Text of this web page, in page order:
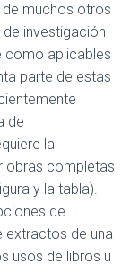
de muchos otros
investigación
como aplicables
parte de estas
de
la
obras completas
y la tabla).
de
extractos de una
usos de libros u